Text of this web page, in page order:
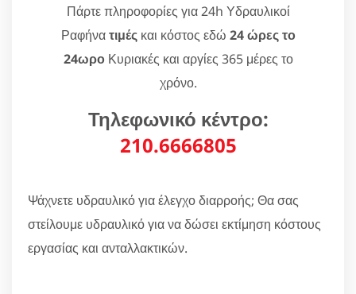
Πάρτε πληροφορίες για 24h Υδραυλικοί
Ραφήνατιμέςκαι κόστος εδώ 24 ώρες το
24ωροΚυριακές και αργίες 365 μέρες το
χρόνο.
Τηλεφωνικό κέντρο:
210.6666805
Ψάχνετε υδραυλικό για έλεγχο διαρροής; Θα σας
στείλουμε υδραυλικό για να δώσει εκτίμηση κόστους
εργασίας και ανταλλακτικών.